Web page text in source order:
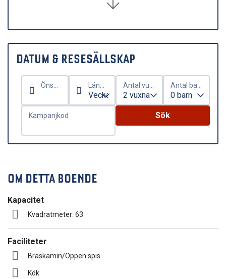
DATUM & RESESÄLLSKAP
Kampanjkod Sök
OM DETTA BOENDE
Kapacitet
Kvadratmeter: 63
Faciliteter
Braskamin/Öppen spis
Kök